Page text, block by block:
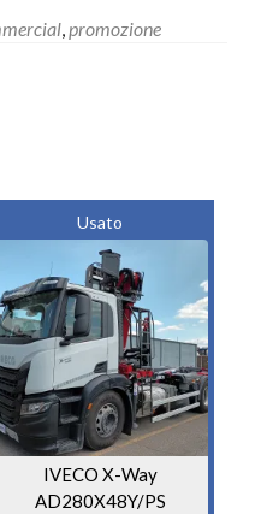
promozione
Usato
IVECO X-Way
AD280X48Y/PS